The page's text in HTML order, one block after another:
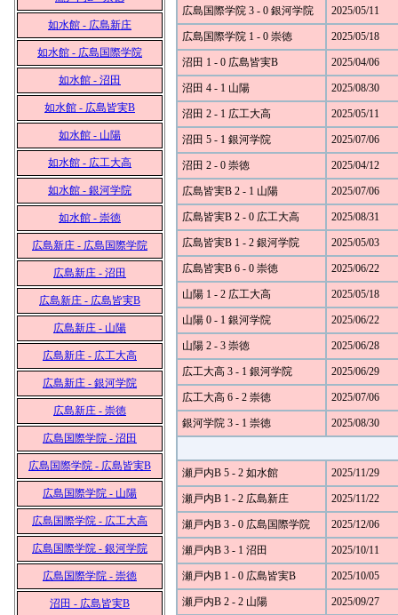
如水館 - 広島新庄
如水館 - 広島国際学院
如水館 - 沼田
如水館 - 広島皆実B
如水館 - 山陽
如水館 - 広工大高
如水館 - 銀河学院
如水館 - 崇徳
広島新庄 - 広島国際学院
広島新庄 - 沼田
広島新庄 - 広島皆実B
広島新庄 - 山陽
広島新庄 - 広工大高
広島新庄 - 銀河学院
広島新庄 - 崇徳
広島国際学院 - 沼田
広島国際学院 - 広島皆実B
広島国際学院 - 山陽
広島国際学院 - 広工大高
広島国際学院 - 銀河学院
広島国際学院 - 崇徳
沼田 - 広島皆実B
広島国際学院 3 - 0 銀河学院 2025/05/11
広島国際学院 1 - 0 崇徳 2025/05/18
沼田 1 - 0 広島皆実B 2025/04/06
沼田 4 - 1 山陽 2025/08/30
沼田 2 - 1 広工大高 2025/05/11
沼田 5 - 1 銀河学院 2025/07/06
沼田 2 - 0 崇徳 2025/04/12
広島皆実B 2 - 1 山陽 2025/07/06
広島皆実B 2 - 0 広工大高 2025/08/31
広島皆実B 1 - 2 銀河学院 2025/05/03
広島皆実B 6 - 0 崇徳 2025/06/22
山陽 1 - 2 広工大高 2025/05/18
山陽 0 - 1 銀河学院 2025/06/22
山陽 2 - 3 崇徳 2025/06/28
広工大高 3 - 1 銀河学院 2025/06/29
広工大高 6 - 2 崇徳 2025/07/06
銀河学院 3 - 1 崇徳 2025/08/30
瀬戸内B 5 - 2 如水館 2025/11/29
瀬戸内B 1 - 2 広島新庄 2025/11/22
瀬戸内B 3 - 0 広島国際学院 2025/12/06
瀬戸内B 3 - 1 沼田 2025/10/11
瀬戸内B 1 - 0 広島皆実B 2025/10/05
瀬戸内B 2 - 2 山陽 2025/09/27